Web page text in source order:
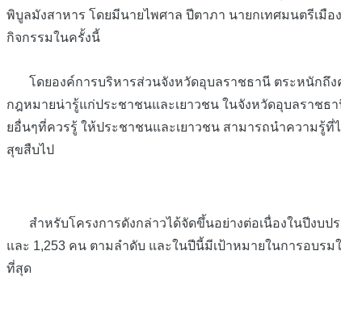
พิบูลมังสาหาร โดยมีนายไพศาล ปีตาภา นายกเทศมนตรีเมื
กิจกรรมในครั้งนี้
โดยองค์การบริหารส่วนจังหวัดอุบลราชธานี ตระหนักถึง
กฎหมายน่ารู้แก่ประชาชนและเยาวชน ในจังหวัดอุบลราชธ
ยอื่นๆที่ควรรู้ ให้ประชาชนและเยาวชน สามารถนำความรู้
สุขสืบไป
สำหรับโครงการดังกล่าวได้จัดขึ้นอย่างต่อเนื่องในปีงบป
และ 1,253 คน ตามลำดับ และในปีนี้มีเป้าหมายในการอบร
ที่สุด